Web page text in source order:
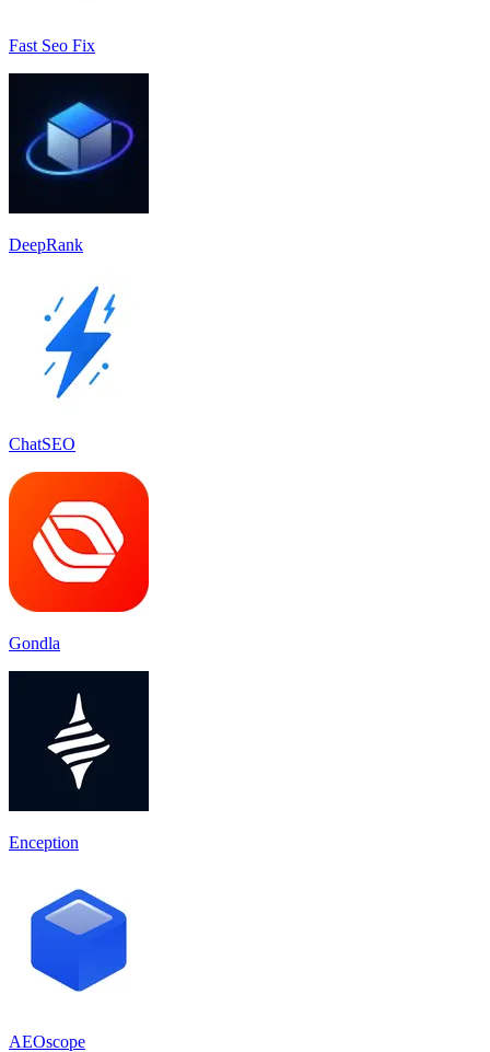
Fast Seo Fix
DeepRank
ChatSEO
Gondla
Enception
AEOscope